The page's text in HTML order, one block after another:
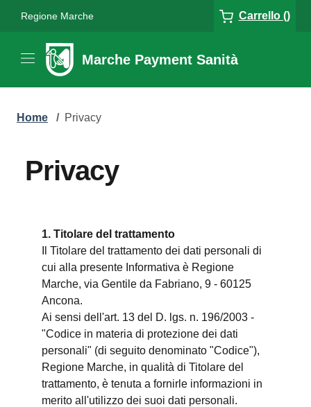
Regione Marche Carrello ()
Marche Payment Sanità
Home / Privacy
Privacy
1. Titolare del trattamento
Il Titolare del trattamento dei dati personali di
cui alla presente Informativa è Regione
Marche, via Gentile da Fabriano, 9 - 60125
Ancona.
Ai sensi dell'art. 13 del D. lgs. n. 196/2003 -
"Codice in materia di protezione dei dati
personali" (di seguito denominato "Codice"),
Regione Marche, in qualità di Titolare del
trattamento, è tenuta a fornirle informazioni in
merito all'utilizzo dei suoi dati personali.